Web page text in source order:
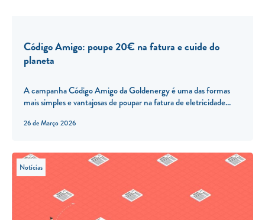
26 de Março 2026
Código Amigo: poupe 20€ na fatura e cuide do
planeta
A campanha Código Amigo da Goldenergy é uma das formas
mais simples e vantajosas de poupar na fatura de eletricidade...
Notícias